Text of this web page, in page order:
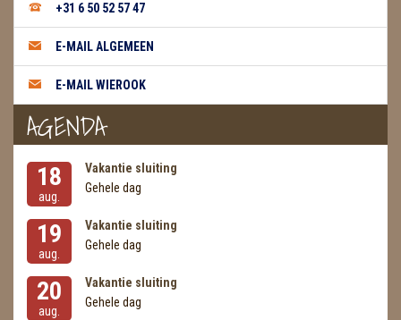
+31 6 50 52 57 47
E-MAIL ALGEMEEN
E-MAIL WIEROOK
AGENDA
18
aug.
Vakantie sluiting
Gehele dag
19
aug.
Vakantie sluiting
Gehele dag
20
aug.
Vakantie sluiting
Gehele dag